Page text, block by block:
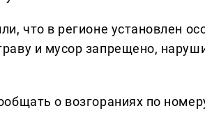
что в регионе установлен
и мусор запрещено,
о возгораниях по